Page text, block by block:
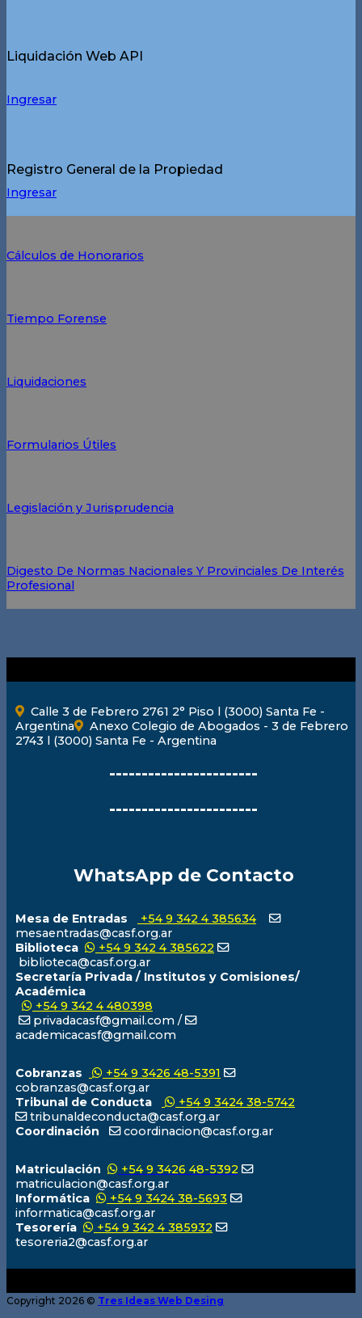
Liquidación Web API
Ingresar
Registro General de la Propiedad
Ingresar
Cálculos de Honorarios
Tiempo Forense
Liquidaciones
Formularios Útiles
Legislación y Jurisprudencia
Digesto De Normas Nacionales Y Provinciales De Interés
Profesional
Calle 3 de Febrero 2761 2° Piso l (3000) Santa Fe -
Argentina
Anexo Colegio de Abogados - 3 de Febrero
2743 l (3000) Santa Fe - Argentina
-----------------------
-----------------------
WhatsApp de Contacto
Mesa de Entradas
+54 9 342 4 385634
mesaentradas@casf.org.ar
Biblioteca
+54 9 342 4 385622
biblioteca@casf.org.ar
Secretaría Privada / Institutos y Comisiones/
Académica
+54 9 342 4 480398
privadacasf@gmail.com /
academicacasf@gmail.com
Cobranzas
+54 9 3426 48-5391
cobranzas@casf.org.ar
Tribunal de Conducta
+54 9 3424 38-5742
tribunaldeconducta@casf.org.ar
Coordinación
coordinacion@casf.org.ar
Matriculación
+54 9 3426 48-5392
matriculacion@casf.org.ar
Informática
+54 9 3424 38-5693
informatica@casf.org.ar
Tesorería
+54 9 342 4 385932
tesoreria2@casf.org.ar
Copyright 2026 © Tres Ideas Web Desing